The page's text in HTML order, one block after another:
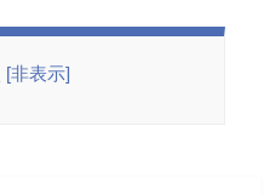
[非表示]